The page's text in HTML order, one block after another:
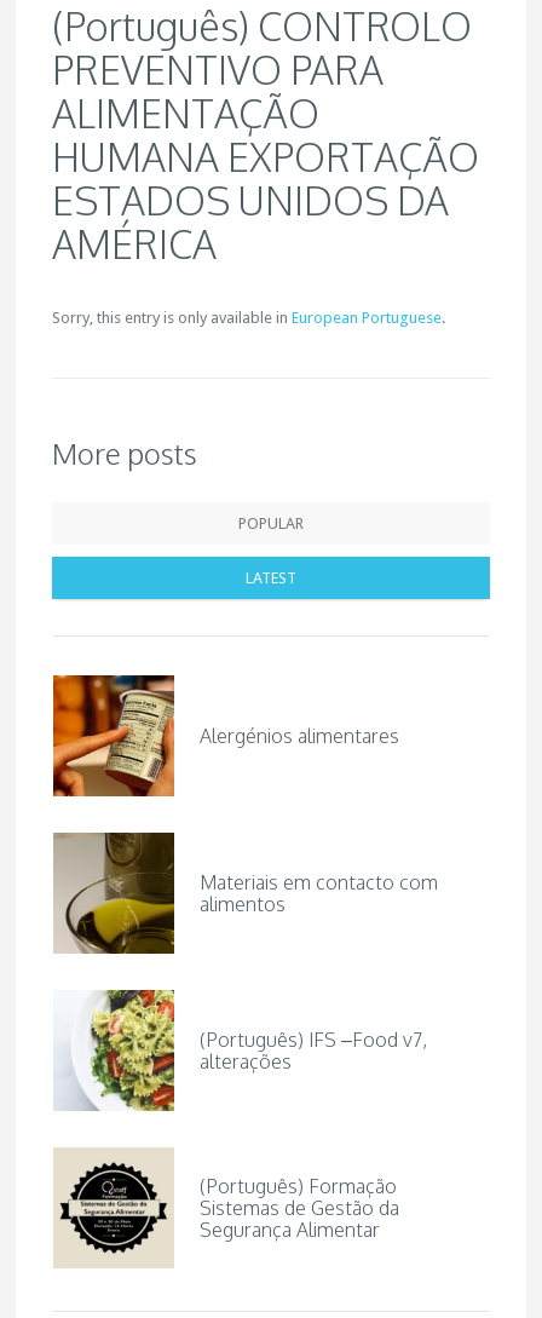
(Português) CONTROLO
PREVENTIVO PARA
ALIMENTAÇÃO
HUMANA EXPORTAÇÃO
ESTADOS UNIDOS DA
AMÉRICA
Sorry, this entry is only available inEuropean Portuguese.
More posts
POPULAR
LATEST
Alergénios alimentares
Materiais em contacto com
alimentos
(Português) IFS –Food v7,
alterações
(Português) Formação
Sistemas de Gestão da
Segurança Alimentar